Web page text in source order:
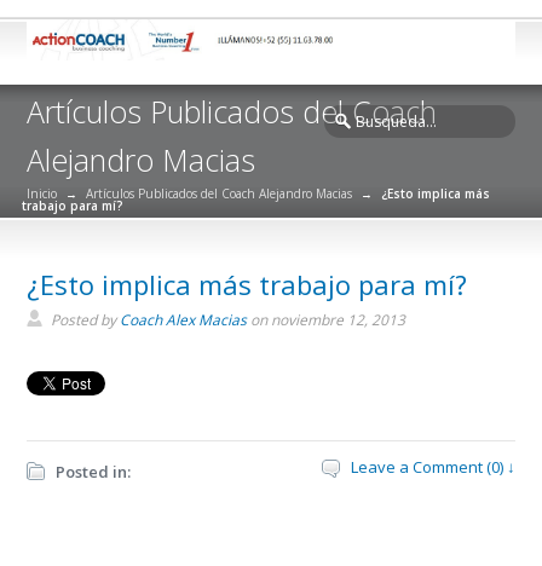
Artículos Publicados del Coach
Alejandro Macias
Inicio → Artículos Publicados del Coach Alejandro Macias → ¿Esto implica más
trabajo para mí?
¿Esto implica más trabajo para mí?
Posted byCoach Alex Maciason noviembre 12, 2013
Posted in: Leave a Comment (0) ↓